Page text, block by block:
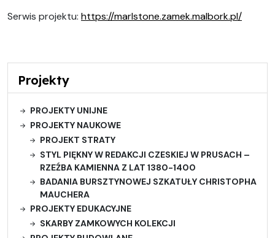
Serwis projektu: https://marlstone.zamek.malbork.pl/
Projekty
PROJEKTY UNIJNE
PROJEKTY NAUKOWE
PROJEKT STRATY
STYL PIĘKNY W REDAKCJI CZESKIEJ W PRUSACH –
RZEŹBA KAMIENNA Z LAT 1380-1400
BADANIA BURSZTYNOWEJ SZKATUŁY CHRISTOPHA
MAUCHERA
PROJEKTY EDUKACYJNE
SKARBY ZAMKOWYCH KOLEKCJI